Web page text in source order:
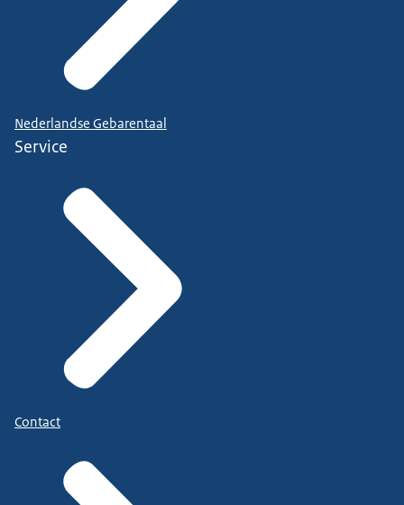
Nederlandse Gebarentaal
Service
Contact